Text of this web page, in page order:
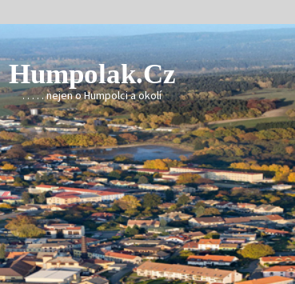
Humpolak.cz
. . . . . nejen o Humpolci a okolí